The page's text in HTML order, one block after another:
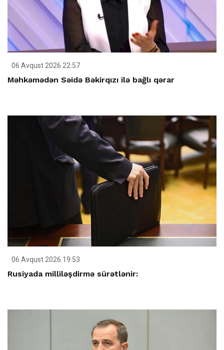
06 Avqust 2026 22:57
Məhkəmədən Səidə Bəkirqızı ilə bağlı qərar
06 Avqust 2026 19:53
Rusiyada milliləşdirmə sürətlənir: